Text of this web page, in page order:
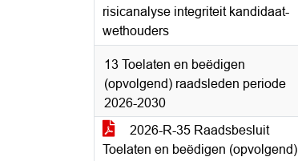
risicanalyse integriteit kandidaat-
wethouders
13 Toelaten en beëdigen
(opvolgend) raadsleden periode
2026-2030
2026-R-35 Raadsbesluit
Toelaten en beëdigen (opvolgend)